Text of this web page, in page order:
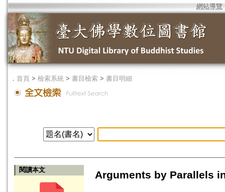
網站導覽
． 首頁 > 檢索系統 > 書目檢索 > 書目明細
閱讀本文
Arguments by Parallels